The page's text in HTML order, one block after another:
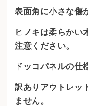
表面角に小さな傷
ヒノキは柔らかい
注意ください。
ドッコパネルの仕
訳ありアウトレッ
ません。